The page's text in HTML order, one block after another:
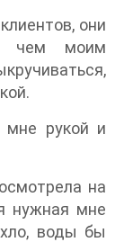
они
чем моим
рукой и
на
нужная мне
воды бы